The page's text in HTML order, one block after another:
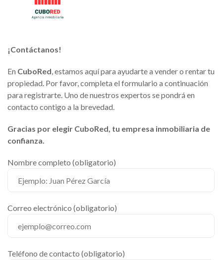
¡Contáctanos!
En CuboRed, estamos aquí para ayudarte a vender o rentar tu
propiedad. Por favor, completa el formulario a continuación
para registrarte. Uno de nuestros expertos se pondrá en
contacto contigo a la brevedad.
Gracias por elegir CuboRed, tu empresa inmobiliaria de
confianza.
Nombre completo (obligatorio)
Correo electrónico (obligatorio)
Teléfono de contacto (obligatorio)